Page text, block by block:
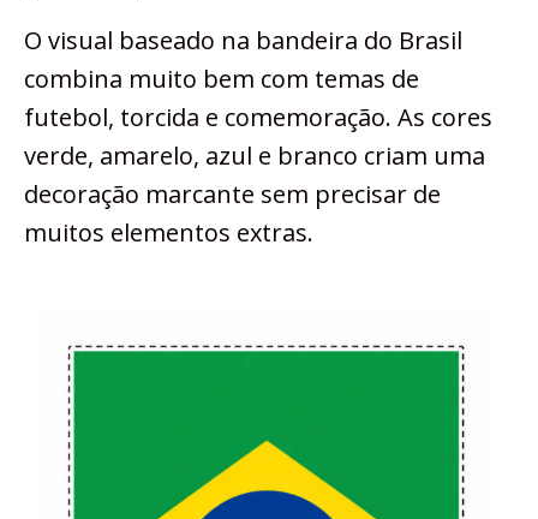
O visual baseado na bandeira do Brasil
combina muito bem com temas de
futebol, torcida e comemoração. As cores
verde, amarelo, azul e branco criam uma
decoração marcante sem precisar de
muitos elementos extras.